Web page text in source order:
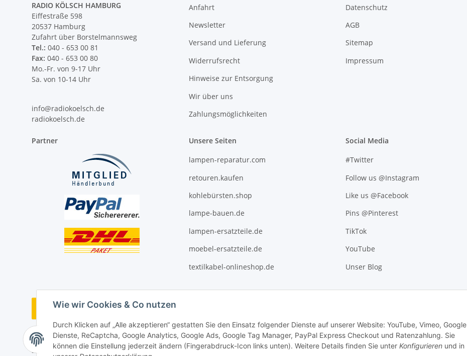
Wie wir Cookies & Co nutzen
Durch Klicken auf „Alle akzeptieren“ gestatten Sie den Einsatz folgender Dienste auf unserer Website: YouTube, Vimeo, Google
Dienste, ReCaptcha, Google Analytics, Google Ads, Google Tag Manager, PayPal Express Checkout und Ratenzahlung. Sie
können die Einstellung jederzeit ändern (Fingerabdruck-Icon links unten). Weitere Details finden Sie unter Konfigurieren und in
RADIO KÖLSCH HAMBURG
Eiffestraße 598
20537 Hamburg
Zufahrt über Borstelmannsweg
Tel.: 040 - 653 00 81
Fax: 040 - 653 00 80
Mo.-Fr. von 9-17 Uhr
Sa. von 10-14 Uhr
info@radiokoelsch.de
radiokoelsch.de
Anfahrt
Newsletter
Versand und Lieferung
Widerrufsrecht
Hinweise zur Entsorgung
Wir über uns
Zahlungsmöglichkeiten
Datenschutz
AGB
Sitemap
Impressum
Partner Unsere Seiten
lampen-reparatur.com
retouren.kaufen
kohlebürsten.shop
lampe-bauen.de
lampen-ersatzteile.de
moebel-ersatzteile.de
textilkabel-onlineshop.de
Social Media
#Twitter
Follow us @Instagram
Like us @Facebook
Pins @Pinterest
TikTok
YouTube
Unser Blog
Vertrag widerrufen